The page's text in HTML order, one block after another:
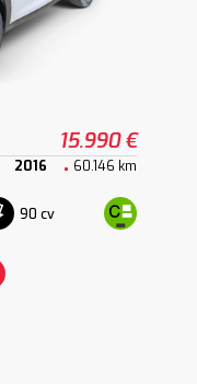
15.990 €
2016 60.146 km
90 cv